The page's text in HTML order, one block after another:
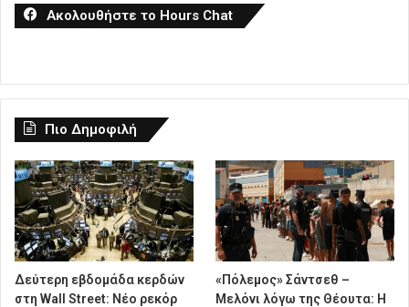
Ακολουθήστε το Hours Chat
Πιο Δημοφιλή
Δεύτερη εβδομάδα κερδών
στη Wall Street: Νέο ρεκόρ
«Πόλεμος» Σάντσεθ –
Μελόνι λόγω της Θέουτα: Η